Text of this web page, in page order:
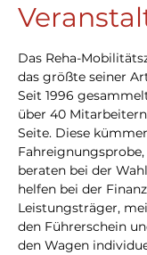
Das Reha-
das größte seiner
Seit 1996
über 40
Seite. Diese
beraten bei der
helfen bei der
Leistungsträger,
den Führerschein
den Wagen